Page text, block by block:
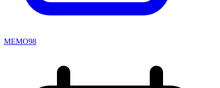
MEMO98